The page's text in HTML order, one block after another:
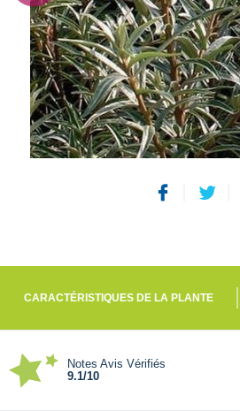
CARACTÉRISTIQUES DE LA PLANTE
Notes Avis Vérifiés
9.1/10